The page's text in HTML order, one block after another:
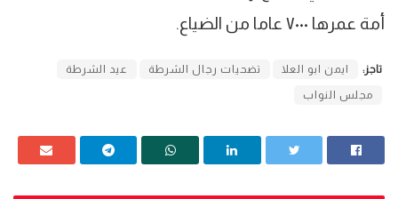
أمة عمرها ٧٠٠٠ عاما من الضياع.
تاجز: ايمن ابو العلا تضحيات رجال الشرطة عيد الشرطة
مجلس النواب